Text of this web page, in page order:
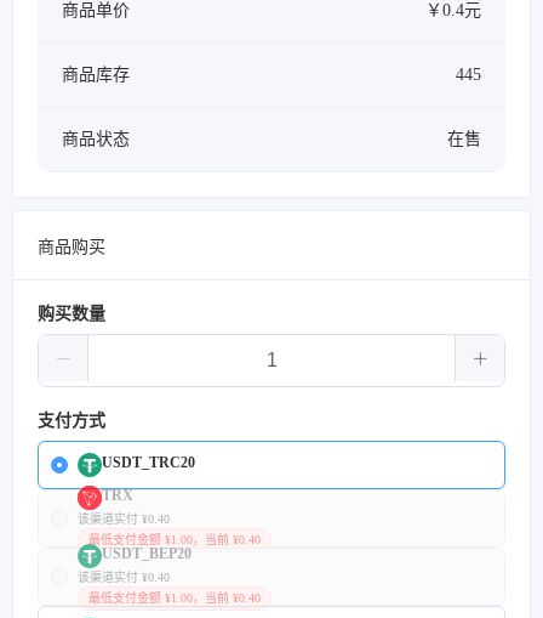
商品单价 ￥0.4元
商品库存 445
商品状态 在售
商品购买
购买数量
支付方式
USDT_TRC20
TRX
该渠道实付 ¥0.40
最低支付金额 ¥1.00，当前 ¥0.40
USDT_BEP20
该渠道实付 ¥0.40
最低支付金额 ¥1.00，当前 ¥0.40